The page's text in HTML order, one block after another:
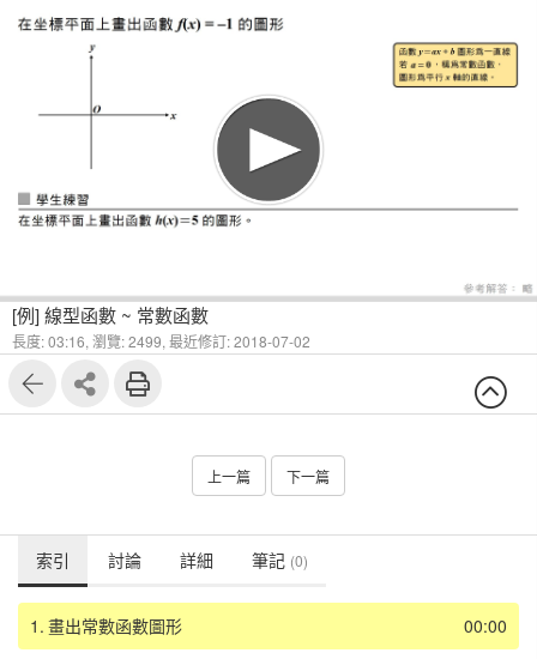
[例] 線型函數 ~ 常數函數
長度: 03:16, 瀏覽: 2499, 最近修訂: 2018-07-02
上一篇 下一篇
索引 討論 詳細 筆記 (0)
00:00
1. 畫出常數函數圖形